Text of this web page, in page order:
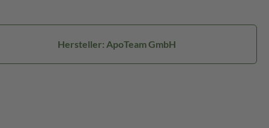
Hersteller: ApoTeam GmbH